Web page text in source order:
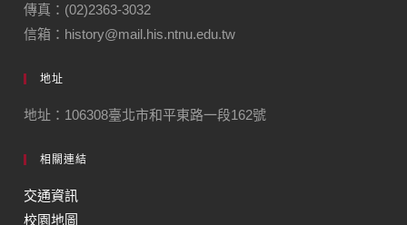
傳真：(02)2363-3032
信箱：history@mail.his.ntnu.edu.tw
地址
地址：106308臺北市和平東路一段162號
相關連結
交通資訊
校園地圖